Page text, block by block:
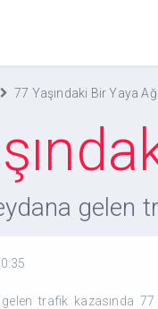
77 Yaşındaki Bir Yaya
gelen
trafik kazasında